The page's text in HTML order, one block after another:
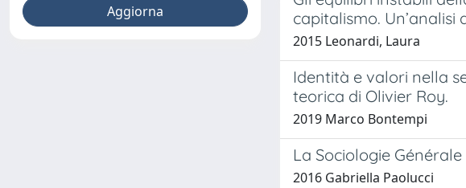
capitalismo.
2015 Leonardi, Laura
Identità e valori nella
teorica di Olivier Roy.
2019 Marco Bontempi
La Sociologie
2016 Gabriella Paolucci